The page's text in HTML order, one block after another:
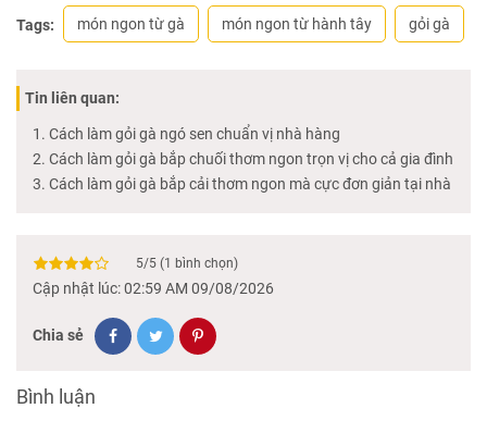
Tags: món ngon từ gà món ngon từ hành tây gỏi gà
Tin liên quan:
Cách làm gỏi gà ngó sen chuẩn vị nhà hàng
Cách làm gỏi gà bắp chuối thơm ngon trọn vị cho cả gia đình
Cách làm gỏi gà bắp cải thơm ngon mà cực đơn giản tại nhà
5/5 (1 bình chọn)
Cập nhật lúc: 02:59 AM 09/08/2026
Chia sẻ
Bình luận